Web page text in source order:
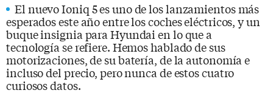
El nuevo Ioniq 5 es uno de los lanzamientos más
esperados este año entre los coches eléctricos, y un
buque insignia para Hyundai en lo que a
tecnología se refiere. Hemos hablado de sus
motorizaciones, de su batería, de la autonomía e
incluso del precio, pero nunca de estos cuatro
curiosos datos.